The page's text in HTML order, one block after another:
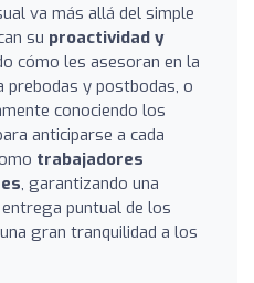
va más allá del simple
su proactividad y
cómo les asesoran en la
prebodas y postbodas, o
conociendo los
anticiparse a cada
trabajadores
, garantizando una
puntual de los
gran tranquilidad a los